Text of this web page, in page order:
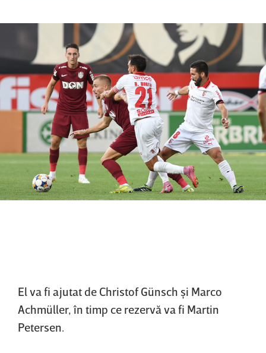
El va fi ajutat de Christof Günsch şi Marco
Achmüller, în timp ce rezervă va fi Martin
Petersen.